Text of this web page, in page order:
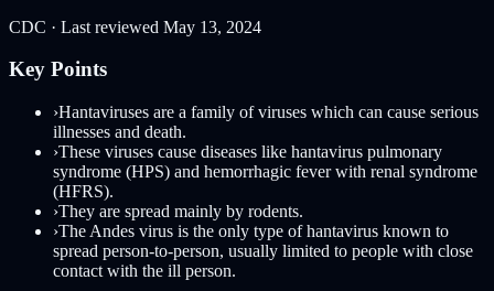
CDC · Last reviewed May 13, 2024
Key Points
›Hantaviruses are a family of viruses which can cause serious
illnesses and death.
›These viruses cause diseases like hantavirus pulmonary
syndrome (HPS) and hemorrhagic fever with renal syndrome
(HFRS).
›They are spread mainly by rodents.
›The Andes virus is the only type of hantavirus known to
spread person-to-person, usually limited to people with close
contact with the ill person.